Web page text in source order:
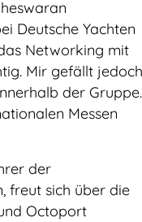
Deutsche Yachten
Networking mit
Mir gefällt jedoch
der Gruppe.
Messen
der
freut sich über die
Octoport